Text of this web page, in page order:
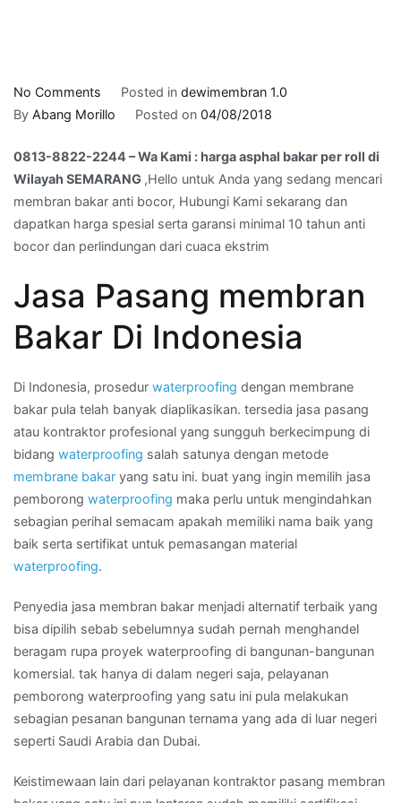
No Comments
0813-
2244
–
Wa
Kami
:
asphal
per
di
Wilayah
SEMARANG
Posted in dewimembran 1.0
By Abang Morillo Posted on 04/08/2018
0813-8822-2244 – Wa Kami : harga asphal bakar per roll di
Wilayah SEMARANG ,Hello untuk Anda yang sedang mencari
membran bakar anti bocor, Hubungi Kami sekarang dan
dapatkan harga spesial serta garansi minimal 10 tahun anti
bocor dan perlindungan dari cuaca ekstrim
Jasa Pasang membran
Bakar Di Indonesia
Di Indonesia, prosedur waterproofing dengan membrane
bakar pula telah banyak diaplikasikan. tersedia jasa pasang
atau kontraktor profesional yang sungguh berkecimpung di
bidang waterproofing salah satunya dengan metode
membrane bakar yang satu ini. buat yang ingin memilih jasa
pemborong waterproofing maka perlu untuk mengindahkan
sebagian perihal semacam apakah memiliki nama baik yang
baik serta sertifikat untuk pemasangan material
waterproofing.
Penyedia jasa membran bakar menjadi alternatif terbaik yang
bisa dipilih sebab sebelumnya sudah pernah menghandel
beragam rupa proyek waterproofing di bangunan-bangunan
komersial. tak hanya di dalam negeri saja, pelayanan
pemborong waterproofing yang satu ini pula melakukan
sebagian pesanan bangunan ternama yang ada di luar negeri
seperti Saudi Arabia dan Dubai.
Keistimewaan lain dari pelayanan kontraktor pasang membran